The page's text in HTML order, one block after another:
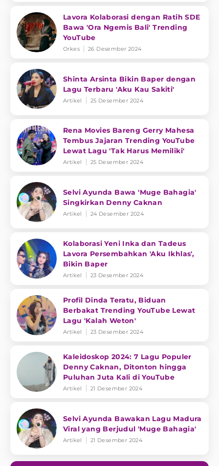
Lavora Kolaborasi dengan Ratih SDE
Bawa 'Ora Ngemis Bali' Trending
YouTube
Orkes 26 Desember 2024
Shinta Arsinta Bikin Baper dengan
Lagu Terbaru 'Aku Kau Sakiti'
Artikel 25 Desember 2024
Rena Movies Bareng Gerry Mahesa
Tembus Jajaran Trending YouTube
Lewat Lagu 'Tak Harus Memiliki'
Artikel 25 Desember 2024
Selvi Ayunda Bawa 'Muge Bahagia'
Singkirkan Denny Caknan
Artikel 24 Desember 2024
Kolaborasi Yeni Inka dan Tadeus
Lavora Persembahkan 'Aku Ikhlas',
Bikin Baper
Artikel 23 Desember 2024
Profil Dinda Teratu, Biduan
Berbakat Trending YouTube Lewat
Lagu 'Kalah Weton'
Artikel 23 Desember 2024
Kaleidoskop 2024: 7 Lagu Populer
Denny Caknan, Ditonton hingga
Puluhan Juta Kali di YouTube
Artikel 21 Desember 2024
Selvi Ayunda Bawakan Lagu Madura
Viral yang Berjudul 'Muge Bahagia'
Artikel 21 Desember 2024